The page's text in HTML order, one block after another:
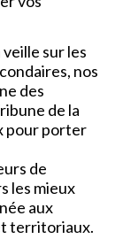
sur les
nos
des
de la
pour porter
de
les mieux
aux
territoriaux.